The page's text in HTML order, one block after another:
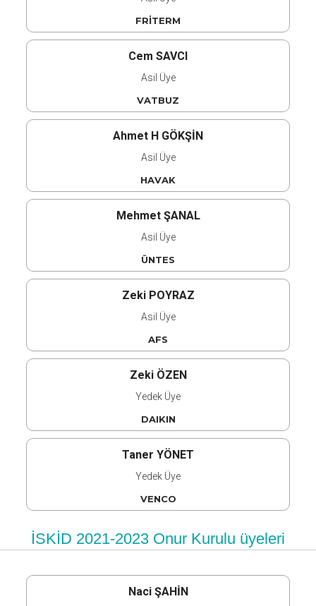
FRİTERM
Cem SAVCI
Asil Üye
VATBUZ
Ahmet H GÖKŞİN
Asil Üye
HAVAK
Mehmet ŞANAL
Asil Üye
ÜNTES
Zeki POYRAZ
Asil Üye
AFS
Zeki ÖZEN
Yedek Üye
DAIKIN
Taner YÖNET
Yedek Üye
VENCO
İSKİD 2021-2023 Onur Kurulu üyeleri
Naci ŞAHİN